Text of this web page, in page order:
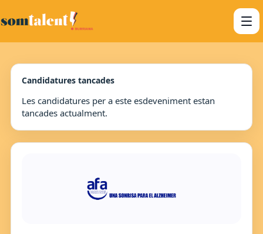
Candidatures tancades
Les candidatures per a este esdeveniment estan
tancades actualment.